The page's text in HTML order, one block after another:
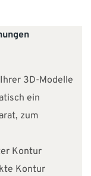
3D-Modelle
ein
zum
Kontur
Kontur